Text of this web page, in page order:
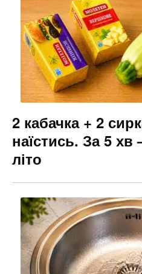
2 кабачка + 2
наїстись. За 5
літо